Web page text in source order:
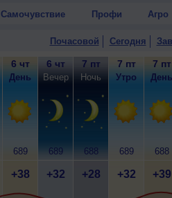
Самочувствие Профи Агро
Почасовой Сегодня
6 чт
День
689
+38
6 чт
Вечер
689
+32
7 пт
Ночь
688
+28
7 пт
Утро
689
+32
7 пт
День
688
+39